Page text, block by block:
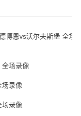
博恩vs沃尔夫斯堡 全场
场录像
录像
录像